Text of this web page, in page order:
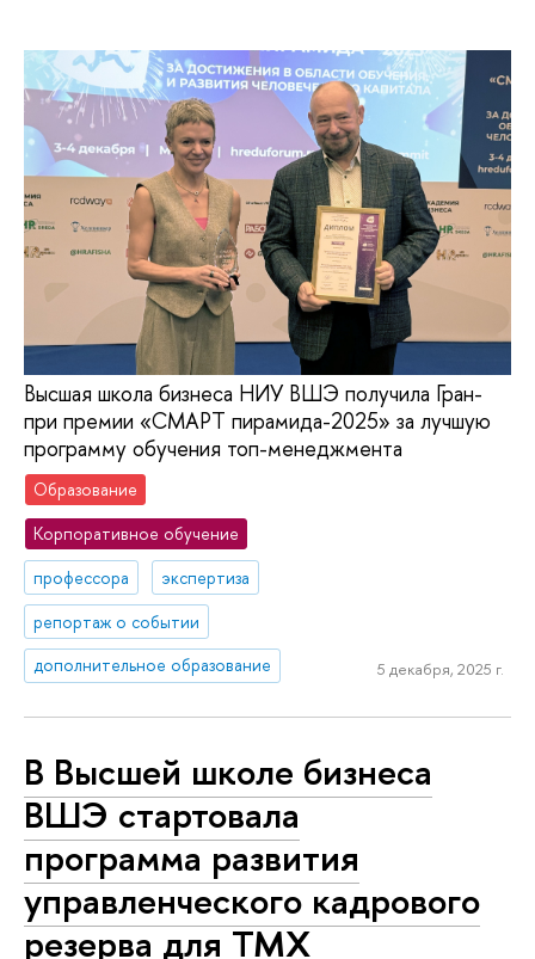
Высшая школа бизнеса НИУ ВШЭ получила Гран-
при премии «СМАРТ пирамида-2025» за лучшую
программу обучения топ-менеджмента
Образование
Корпоративное обучение
профессора
экспертиза
репортаж о событии
дополнительное образование
5 декабря, 2025 г.
В Высшей школе бизнеса
ВШЭ стартовала
программа развития
управленческого кадрового
резерва для ТМХ